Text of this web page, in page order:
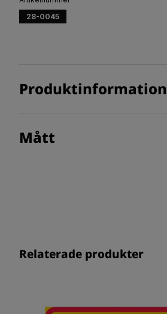
28-0045
Produktinformation
Mått
Relaterade produkter